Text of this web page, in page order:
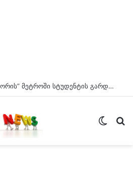
რამ გამოიწვია „სამგორის” მეტროში სტუდენტის გარდაცვალება? – ცნობილია ექსპერტიზის დასკვნა